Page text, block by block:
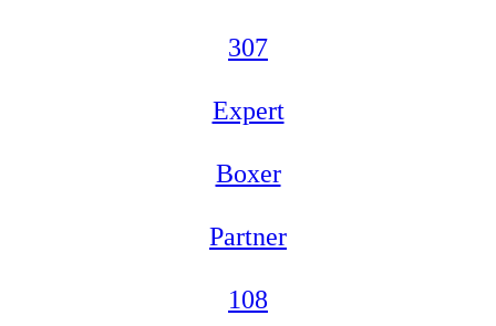
307
Expert
Boxer
Partner
108